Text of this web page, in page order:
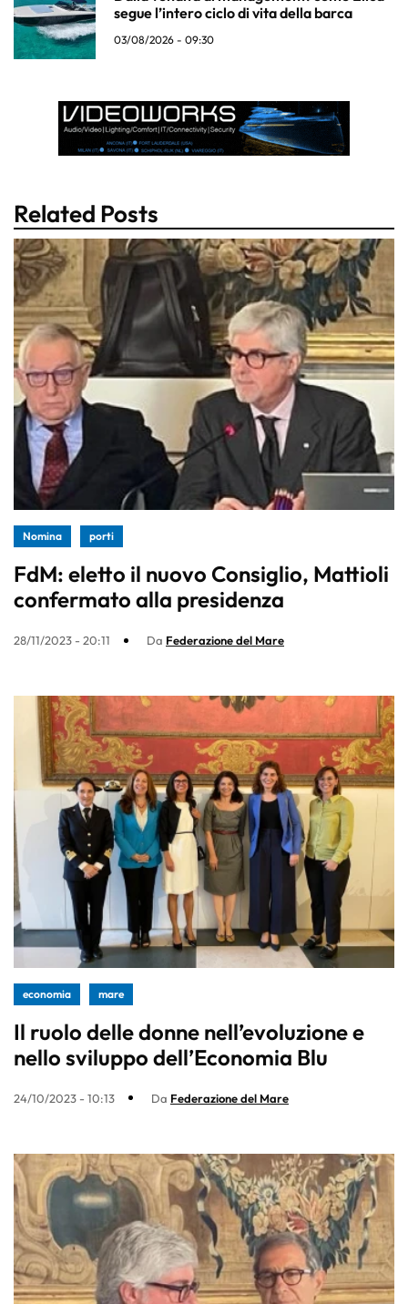
segue l’intero ciclo di vita della barca
03/08/2026 - 09:30
Related Posts
Nomina porti
FdM: eletto il nuovo Consiglio, Mattioli
confermato alla presidenza
28/11/2023 - 20:11 Da Federazione del Mare
economia mare
Il ruolo delle donne nell’evoluzione e
nello sviluppo dell’Economia Blu
24/10/2023 - 10:13 Da Federazione del Mare